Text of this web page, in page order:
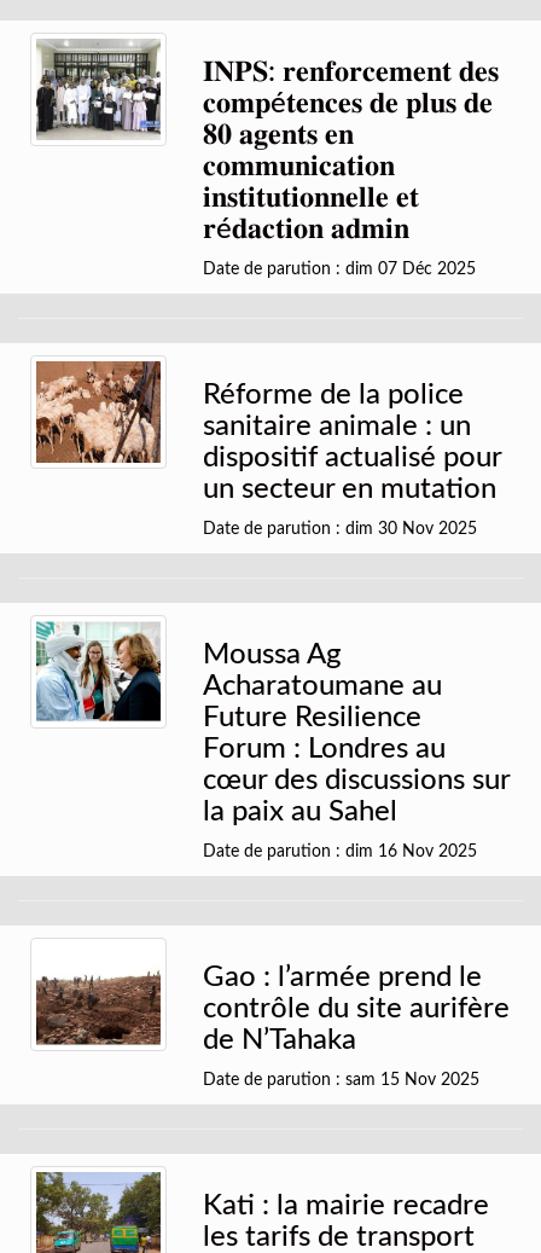
𝐈𝐍𝐏𝐒: 𝐫𝐞𝐧𝐟𝐨𝐫𝐜𝐞𝐦𝐞𝐧𝐭 𝐝𝐞𝐬
𝐜𝐨𝐦𝐩é𝐭𝐞𝐧𝐜𝐞𝐬 𝐝𝐞 𝐩𝐥𝐮𝐬 𝐝𝐞
𝟖𝟎 𝐚𝐠𝐞𝐧𝐭𝐬 𝐞𝐧
𝐜𝐨𝐦𝐦𝐮𝐧𝐢𝐜𝐚𝐭𝐢𝐨𝐧
𝐢𝐧𝐬𝐭𝐢𝐭𝐮𝐭𝐢𝐨𝐧𝐧𝐞𝐥𝐥𝐞 𝐞𝐭
𝐫é𝐝𝐚𝐜𝐭𝐢𝐨𝐧 𝐚𝐝𝐦𝐢𝐧
Date de parution : dim 07 Déc 2025
Réforme de la police
sanitaire animale : un
dispositif actualisé pour
un secteur en mutation
Date de parution : dim 30 Nov 2025
Moussa Ag
Acharatoumane au
Future Resilience
Forum : Londres au
cœur des discussions sur
la paix au Sahel
Date de parution : dim 16 Nov 2025
Gao : l’armée prend le
contrôle du site aurifère
de N’Tahaka
Date de parution : sam 15 Nov 2025
Kati : la mairie recadre
les tarifs de transport